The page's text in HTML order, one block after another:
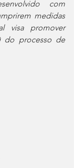
com
medidas
visa promover
do processo de